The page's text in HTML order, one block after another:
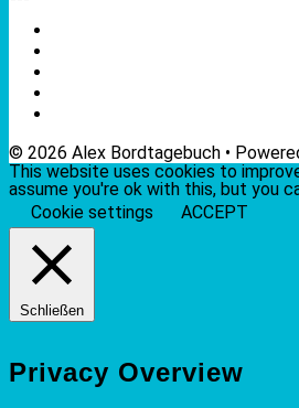
© 2026 Alex Bordtagebuch •
This website uses cookies to
assume you're ok with this, but you
Cookie settings
ACCEPT
Schließen
Privacy Overview